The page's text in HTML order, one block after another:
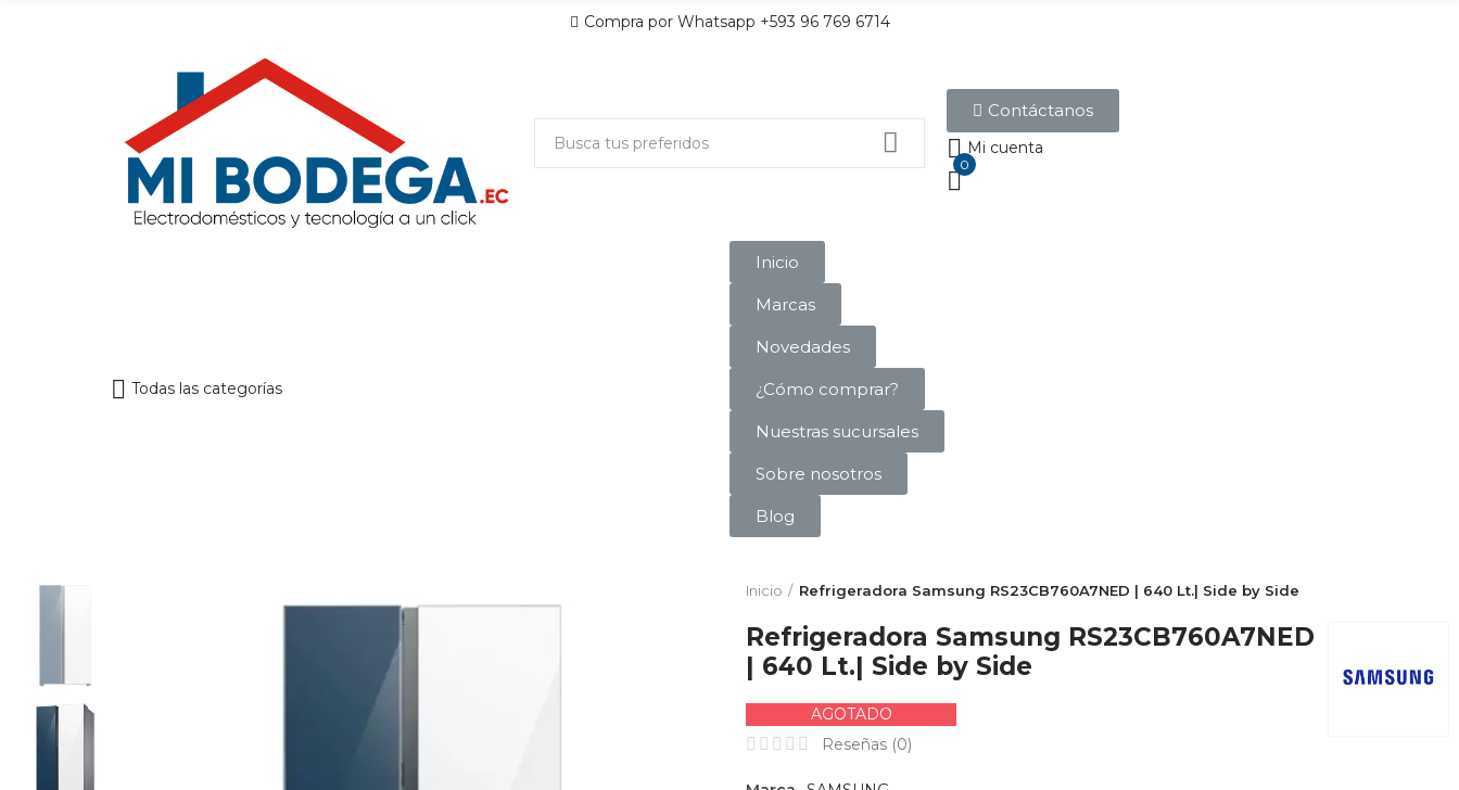
Compra por Whatsapp +593 96 769 6714
Contáctanos
Mi cuenta
0
Todas las categorías
Inicio
Marcas
Novedades
¿Cómo comprar?
Nuestras sucursales
Sobre nosotros
Blog
Inicio Refrigeradora Samsung RS23CB760A7NED | 640 Lt.| Side by Side
Refrigeradora Samsung RS23CB760A7NED
| 640 Lt.| Side by Side
AGOTADO
Reseñas (0)